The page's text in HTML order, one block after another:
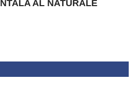
AL NATURALE